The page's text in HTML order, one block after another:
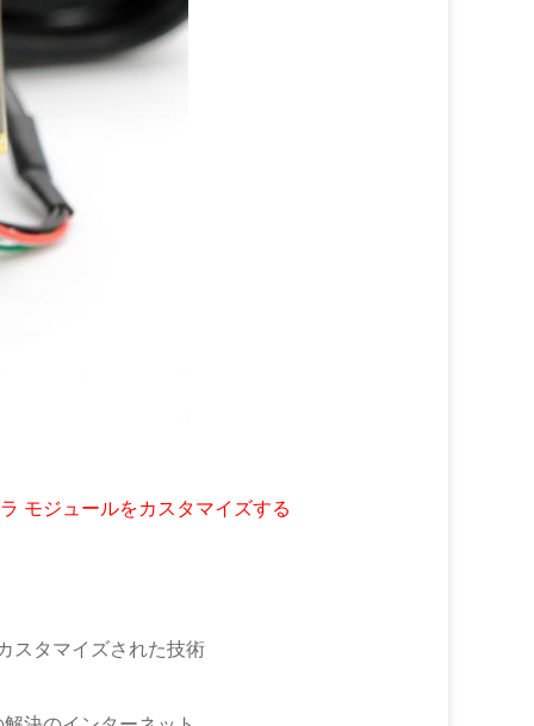
モジュールをカスタマイズする
タマイズされた技術